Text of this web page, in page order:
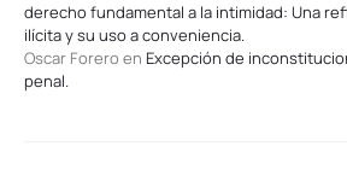
derecho fundamental a la intimidad: Una
ilícita y su uso a conveniencia.
Oscar Forero en Excepción de
penal.